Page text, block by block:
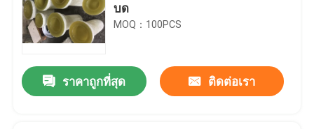
บด
MOQ：100PCS
ราคาถูกที่สุด ติดต่อเรา